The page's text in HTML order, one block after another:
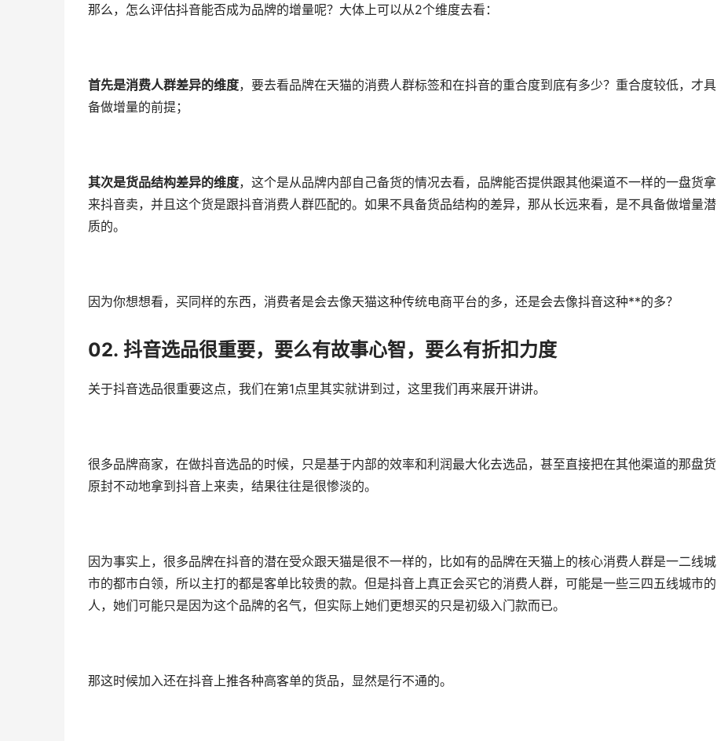
那么，怎么评估抖音能否成为品牌的增量呢？大体上可以从2个维度去看：
首先是消费人群差异的维度，要去看品牌在天猫的消费人群标签和在抖音的重合度到底有多少？重合度较低，才具
备做增量的前提；
其次是货品结构差异的维度，这个是从品牌内部自己备货的情况去看，品牌能否提供跟其他渠道不一样的一盘货拿
来抖音卖，并且这个货是跟抖音消费人群匹配的。如果不具备货品结构的差异，那从长远来看，是不具备做增量潜
质的。
因为你想想看，买同样的东西，消费者是会去像天猫这种传统电商平台的多，还是会去像抖音这种**的多？
02. 抖音选品很重要，要么有故事心智，要么有折扣力度
关于抖音选品很重要这点，我们在第1点里其实就讲到过，这里我们再来展开讲讲。
很多品牌商家，在做抖音选品的时候，只是基于内部的效率和利润最大化去选品，甚至直接把在其他渠道的那盘货
原封不动地拿到抖音上来卖，结果往往是很惨淡的。
因为事实上，很多品牌在抖音的潜在受众跟天猫是很不一样的，比如有的品牌在天猫上的核心消费人群是一二线城
市的都市白领，所以主打的都是客单比较贵的款。但是抖音上真正会买它的消费人群，可能是一些三四五线城市的
人，她们可能只是因为这个品牌的名气，但实际上她们更想买的只是初级入门款而已。
那这时候加入还在抖音上推各种高客单的货品，显然是行不通的。